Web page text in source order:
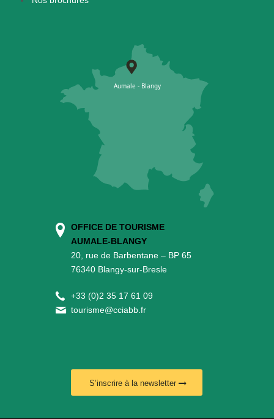
OFFICE DE TOURISME
AUMALE-BLANGY
20, rue de Barbentane – BP 65
76340 Blangy-sur-Bresle
+33 (0)2 35 17 61 09
tourisme@cciabb.fr
S’inscrire à la newsletter